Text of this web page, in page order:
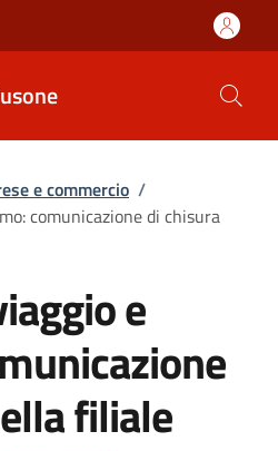
e commercio /
comunicazione di chisura
e
filiale